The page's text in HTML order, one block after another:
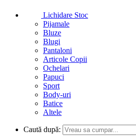
Lichidare Stoc
Pijamale
Bluze
Blugi
Pantaloni
Articole Copii
Ochelari
Papuci
Sport
Body-uri
Batice
Altele
Caută după: